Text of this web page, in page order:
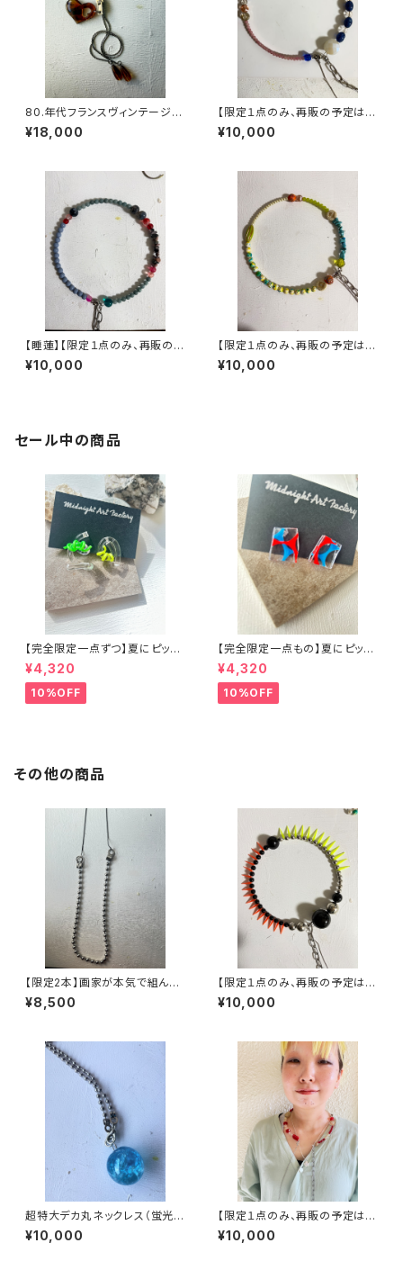
80.年代フランスヴィンテージ
ループタイハートネックレス
¥18,000
【限定１点のみ、再販の予定はあ
りません】ヴィンテージパーツで
作った丸型3wayネックレス【3
¥10,000
【睡蓮】【限定１点のみ、再販の予
定はありません】ヴィンテージパ
ーツで作った丸型3wayネック
¥10,000
【限定１点のみ、再販の予定はあ
りません】ヴィンテージパーツで
作った丸型3wayネックレス【3
¥10,000
セール中の商品
【完全限定一点ずつ】夏にピッタ
リウネウネアシンメトリーピアス
¥4,320
10%OFF
【完全限定一点もの】夏にピッタ
リアクリルアートピアス
¥4,320
10%OFF
その他の商品
【限定2本】画家が本気で組んだ
ネックレス
¥8,500
【限定１点のみ、再販の予定はあ
りません】ヴィンテージパーツで
作った丸型3wayネックレス【3
¥10,000
超特大デカ丸ネックレス（蛍光ブ
ルー）
¥10,000
【限定１点のみ、再販の予定はあ
りません】ヴィンテージパーツで
作った丸型3wayネックレス【3
¥10,000